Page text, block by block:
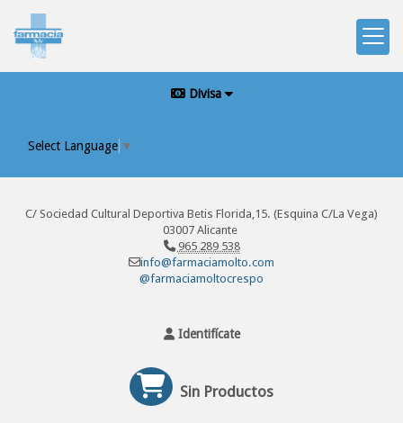
Divisa
Select Language ▼
C/ Sociedad Cultural Deportiva Betis Florida,15. (Esquina C/La Vega)
03007 Alicante
965 289 538
info@farmaciamolto.com
@farmaciamoltocrespo
Identifícate
Sin Productos